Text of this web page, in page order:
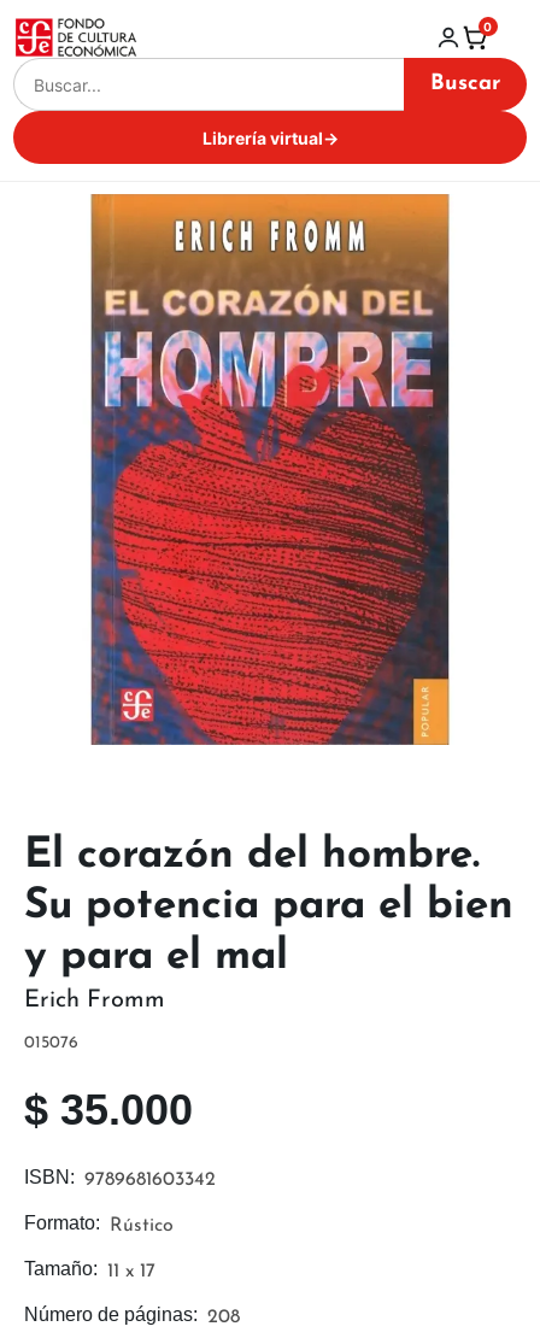
Buscar
Librería virtual→
0
Número de páginas: 208
Tamaño: 11 x 17
Formato: Rústico
ISBN: 9789681603342
$ 35.000
015076
Erich Fromm
El corazón del hombre.
Su potencia para el bien
y para el mal